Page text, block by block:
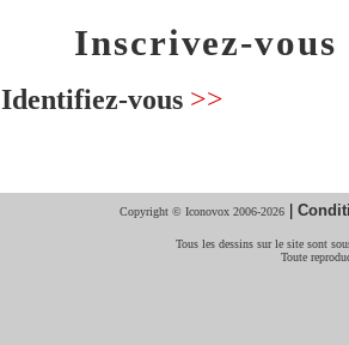
Inscrivez-vous
Identifiez-vous >>
Copyright © Iconovox 2006-2026 |
Tous les dessins sur le site sont
Toute